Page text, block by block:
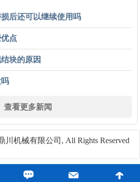
后还可以继续使用吗
点
块的原因
查看更多新闻
川机械有限公司, All Rights Reserved